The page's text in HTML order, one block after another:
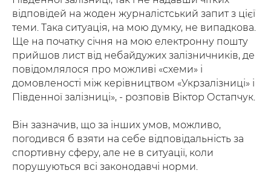
відповідей на жоден журналістський запит з цієї
теми. Така ситуація, на мою думку, не випадкова.
Ще на початку січня на мою електронну пошту
прийшов лист від небайдужих залізничників, де
повідомлялося про можливі «схеми» і
домовленості між керівництвом «Укрзалізниці» і
Південної залізниці», - розповів Віктор Остапчук.
Він зазначив, що за інших умов, можливо,
погодився б взяти на себе відповідальність за
спортивну сферу, але не в ситуації, коли
порушуються всі законодавчі норми.